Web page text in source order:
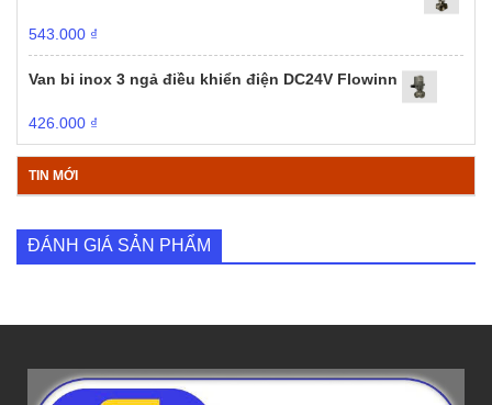
543.000 ₫
Van bi inox 3 ngả điều khiển điện DC24V Flowinn
426.000 ₫
TIN MỚI
ĐÁNH GIÁ SẢN PHẨM